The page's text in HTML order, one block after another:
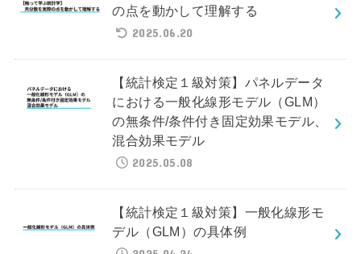
の点を動かして理解する
2025.06.20
【統計検定１級対策】パネルデータ
における一般化線形モデル（GLM）
の無条件/条件付き固定効果モデル、
混合効果モデル
2025.05.08
【統計検定１級対策】一般化線形モ
デル（GLM）の具体例